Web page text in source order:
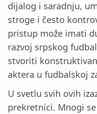
dijalog i saradnju,
stroge i često
pristup može imati
razvoj srpskog
stvoriti
aktera u fudbalskoj
U svetlu svih ovih
prekretnici. Mnogi